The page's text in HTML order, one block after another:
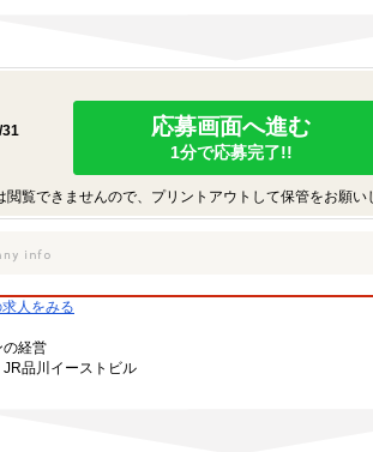
31
応募画面へ進む
1分で応募完了!!
覧できませんので、プリントアウトして保管をお願い
人をみる
の経営
品川イーストビル